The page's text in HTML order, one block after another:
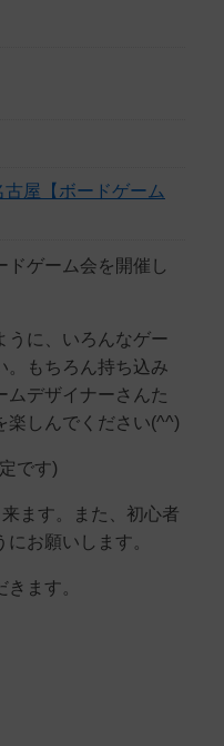
古屋【ボードゲーム
ドゲーム会を開催し
うに、いろんなゲー
。もちろん持ち込み
ムデザイナーさんた
楽しんでください(^^)
です)
ます。また、初心者
お願いします。
ます。